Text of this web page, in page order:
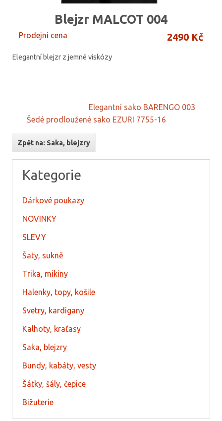
Blejzr MALCOT 004
Prodejní cena 2490 Kč
Elegantní blejzr z jemné viskózy
Elegantní sako BARENGO 003
Šedé prodloužené sako EZURI 7755-16
Zpět na: Saka, blejzry
Kategorie
Dárkové poukazy
NOVINKY
SLEVY
Šaty, sukně
Trika, mikiny
Halenky, topy, košile
Svetry, kardigany
Kalhoty, kraťasy
Saka, blejzry
Bundy, kabáty, vesty
Šátky, šály, čepice
Bižuterie